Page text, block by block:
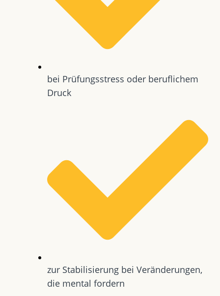
bei Prüfungsstress oder beruflichem
Druck
zur Stabilisierung bei Veränderungen,
die mental fordern